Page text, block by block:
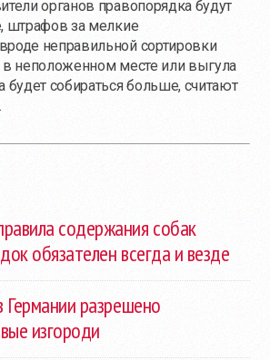
органов правопорядка будут
штрафов за мелкие
неправильной сортировки
в неположенном месте или выгула
будет собираться больше, считают
содержания собак
обязателен всегда и везде
Германии разрешено
изгороди